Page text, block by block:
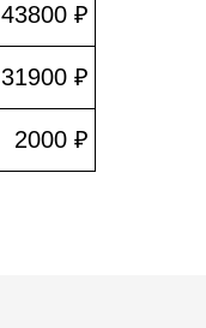
43800 ₽
31900 ₽
2000 ₽